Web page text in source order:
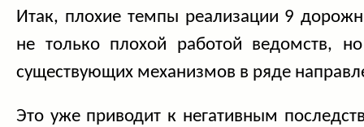
Итак, плохие темпы реализации 9
не только плохой работой ведомств,
существующих механизмов в ряде
Это уже приводит к негативным